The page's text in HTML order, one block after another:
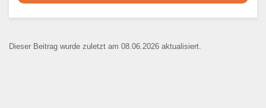
Kontaktaufnahme und ist nicht
Dieser Beitrag wurde zuletzt am 08.06.2026 aktualisiert.